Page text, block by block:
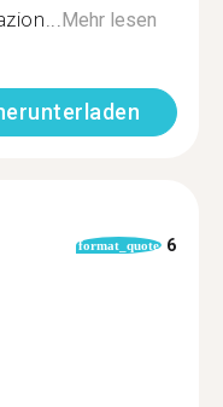
Mehr lesen
format_quote 6